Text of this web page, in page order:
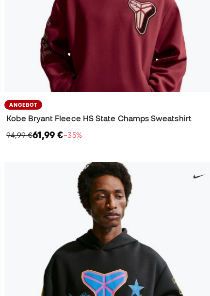
ANGEBOT
Kobe Bryant Fleece HS State Champs Sweatshirt
94,99 €61,99 €−35%